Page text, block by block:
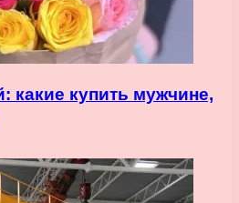
какие купить мужчине,